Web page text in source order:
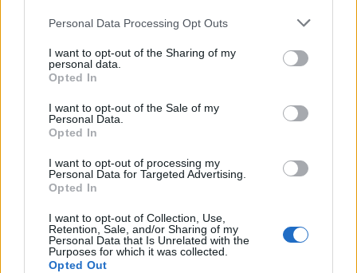
Personal Data Processing Opt Outs
I want to opt-out of the Sharing of my
personal data.
Opted In
I want to opt-out of the Sale of my
Personal Data.
Opted In
I want to opt-out of processing my
Personal Data for Targeted Advertising.
Opted In
I want to opt-out of Collection, Use,
Retention, Sale, and/or Sharing of my
Personal Data that Is Unrelated with the
Purposes for which it was collected.
Opted Out
Κοινοτικό Γραφείο
Ο Δήμος Μυτιλήνης προχώρησε
στην επισκευή του κτιρίου, το
οποίο έχει ήδη τεθεί σε λειτουργία
ρυθμούς της Λευκής Νύχτας
Μουσική, παιδικές δράσεις,
κεράσματα και μεγάλες
απόγευμα – Ο Γιάννης Μουτζούρης
παρουσίασε στον «Ν» 99 fm το
αναλυτικό πρόγραμμα